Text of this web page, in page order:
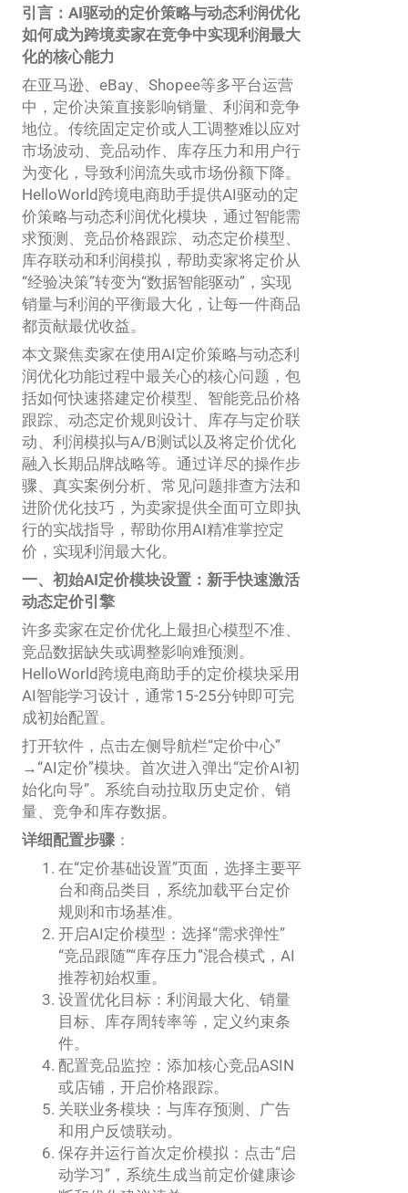
引言：AI驱动的定价策略与动态利润优化
如何成为跨境卖家在竞争中实现利润最大
化的核心能力
在亚马逊、eBay、Shopee等多平台运营
中，定价决策直接影响销量、利润和竞争
地位。传统固定定价或人工调整难以应对
市场波动、竞品动作、库存压力和用户行
为变化，导致利润流失或市场份额下降。
HelloWorld跨境电商助手提供AI驱动的定
价策略与动态利润优化模块，通过智能需
求预测、竞品价格跟踪、动态定价模型、
库存联动和利润模拟，帮助卖家将定价从
“经验决策”转变为“数据智能驱动”，实现
销量与利润的平衡最大化，让每一件商品
都贡献最优收益。
本文聚焦卖家在使用AI定价策略与动态利
润优化功能过程中最关心的核心问题，包
括如何快速搭建定价模型、智能竞品价格
跟踪、动态定价规则设计、库存与定价联
动、利润模拟与A/B测试以及将定价优化
融入长期品牌战略等。通过详尽的操作步
骤、真实案例分析、常见问题排查方法和
进阶优化技巧，为卖家提供全面可立即执
行的实战指导，帮助你用AI精准掌控定
价，实现利润最大化。
一、初始AI定价模块设置：新手快速激活
动态定价引擎
许多卖家在定价优化上最担心模型不准、
竞品数据缺失或调整影响难预测。
HelloWorld跨境电商助手的定价模块采用
AI智能学习设计，通常15-25分钟即可完
成初始配置。
打开软件，点击左侧导航栏“定价中心”
→“AI定价”模块。首次进入弹出“定价AI初
始化向导”。系统自动拉取历史定价、销
量、竞争和库存数据。
详细配置步骤 ：
在“定价基础设置”页面，选择主要平
台和商品类目，系统加载平台定价
规则和市场基准。
开启AI定价模型：选择“需求弹性”
“竞品跟随”“库存压力”混合模式，AI
推荐初始权重。
设置优化目标：利润最大化、销量
目标、库存周转率等，定义约束条
件。
配置竞品监控：添加核心竞品ASIN
或店铺，开启价格跟踪。
关联业务模块：与库存预测、广告
和用户反馈联动。
保存并运行首次定价模拟：点击“启
动学习”，系统生成当前定价健康诊